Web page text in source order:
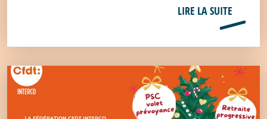
LIRE LA SUITE